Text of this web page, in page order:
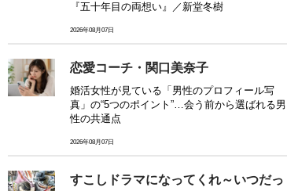
『五十年目の両想い』／新堂冬樹
2026年08月07日
恋愛コーチ・関口美奈子
婚活女性が見ている「男性のプロフィール写
真」の“5つのポイント”…会う前から選ばれる男
性の共通点
2026年08月07日
すこしドラマになってくれ～いつだっ